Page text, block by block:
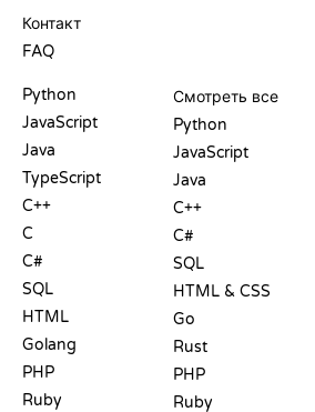
Контакт
FAQ
Python
JavaScript
Java
TypeScript
C++
C
C#
SQL
HTML
Golang
PHP
Ruby
Смотреть все
Python
JavaScript
Java
C++
C#
SQL
HTML & CSS
Go
Rust
PHP
Ruby